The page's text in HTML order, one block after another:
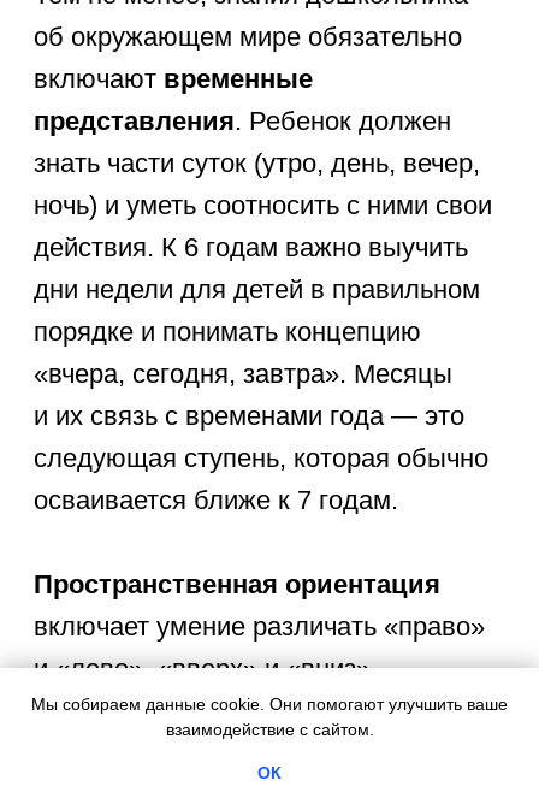
современным стандартам ФГОС
дошкольного образования.
Различать и называть основные
цвета и формы.
Узнавать 5-7 домашних и диких
животных.
фруктов и ягод (по 3-5 видов).
Отличать день от ночи, лето
Знать свое имя и имена близких
родственников.
должен:
последовательность.
Знать признаки всех времен
и цветы (по 3-5 видов).
Знать названия 5-7 профессий.
Понимать разницу между
Мы собираем данные cookie. Они помогают улучшить ваше
взаимодействие с сайтом.
ОК